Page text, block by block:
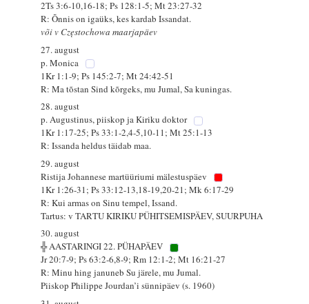
2Ts 3:6-10,16-18; Ps 128:1-5; Mt 23:27-32
R: Õnnis on igaüks, kes kardab Issandat.
või v Częstochowa maarjapäev
27. august
p. Monica
1Kr 1:1-9; Ps 145:2-7; Mt 24:42-51
R: Ma tõstan Sind kõrgeks, mu Jumal, Sa kuningas.
28. august
p. Augustinus, piiskop ja Kiriku doktor
1Kr 1:17-25; Ps 33:1-2,4-5,10-11; Mt 25:1-13
R: Issanda heldus täidab maa.
29. august
Ristija Johannese martüüriumi mälestuspäev
1Kr 1:26-31; Ps 33:12-13,18-19,20-21; Mk 6:17-29
R: Kui armas on Sinu tempel, Issand.
Tartus: v TARTU KIRIKU PÜHITSEMISPÄEV, SUURPUHA
30. august
╬ AASTARINGI 22. PÜHAPÄEV
Jr 20:7-9; Ps 63:2-6,8-9; Rm 12:1-2; Mt 16:21-27
R: Minu hing januneb Su järele, mu Jumal.
Piiskop Philippe Jourdan’i sünnipäev (s. 1960)